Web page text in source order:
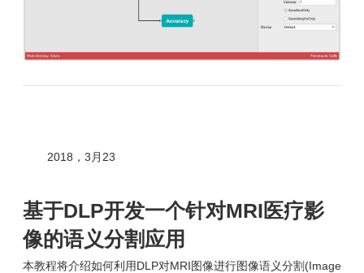
2018，3月23
基于DLP开发一个针对MRI医疗影
像的语义分割应用
本教程将介绍如何利用DLP对MRI图像进行图像语义分割(Image